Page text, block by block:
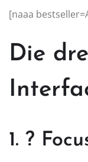
[naaa
Die
1. ?